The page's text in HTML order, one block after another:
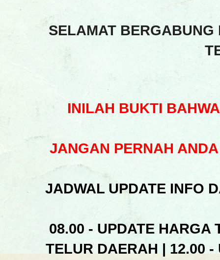
SELAMAT
INILAH BUKTI
JANGAN PERNAH
JADWAL UPDATE INFO
08.00 - UPDATE HARGA
TELUR DAERAH | 12.00